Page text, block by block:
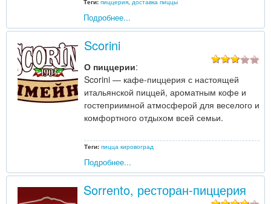
Подробнее...
Scorini
О пиццерии:
Scorini — кафе-пиццерия с настоящей
итальянской пиццей, ароматным кофе и
гостеприимной атмосферой для веселого и
комфортного отдыхом всей семьи.
Теги: пицца кировоград
Подробнее...
Sorrento, ресторан-пиццерия